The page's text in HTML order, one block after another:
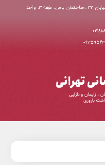
تهران، خیابان ولیعصر، بالاتر از پارک ساعی ، خیابان ۳۲ ، ساختمان یاس، طبقه ۳، واحد